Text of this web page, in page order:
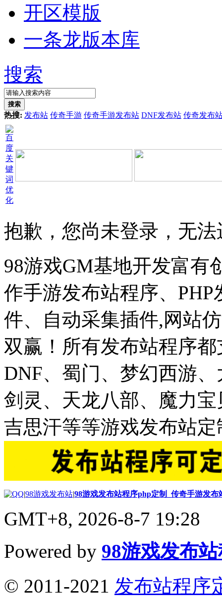
开区模版
一条龙版本库
搜索
搜索
热搜: 发布站 传奇手游 传奇手游发布站 DNF发布站 传奇发布
抱歉，您尚未登录，无
98游戏GM基地开发富有
作手游发布站程序、
件、自动采集插件,网站
双赢！所有发布站程序
DNF、蜀门、梦幻西游
剑灵、天龙八部、魔力
吉思汗等等游戏发布站定
|98游戏发布站|98游戏发布站程序php定制_传奇手游发
GMT+8, 2026-8-7 19:28
Powered by 98游戏发布
© 2011-2021 发布站程序